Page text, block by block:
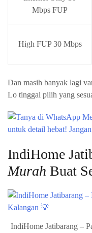
Mbps FUP
High FUP 30 Mbps
Dan masih banyak lagi
Lo tinggal pilih yang
IndiHome
Murah Buat
IndiHome Jatibarang –